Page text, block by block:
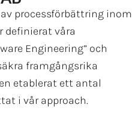
processförbättring inom
definierat våra
Engineering” och
framgångsrika
etablerat ett antal
i vår approach.